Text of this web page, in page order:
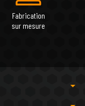
Fabrication
sur mesure
arrow_drop_down